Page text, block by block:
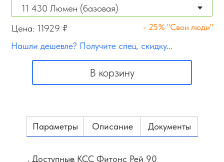
Цена: 11929 ₽
В корзину
Нашли дешевле? Получите спец. скидку...
- 25% "Свои люди"
Параметры Описание Документы
Доступные КСС Фитонс Рей 90